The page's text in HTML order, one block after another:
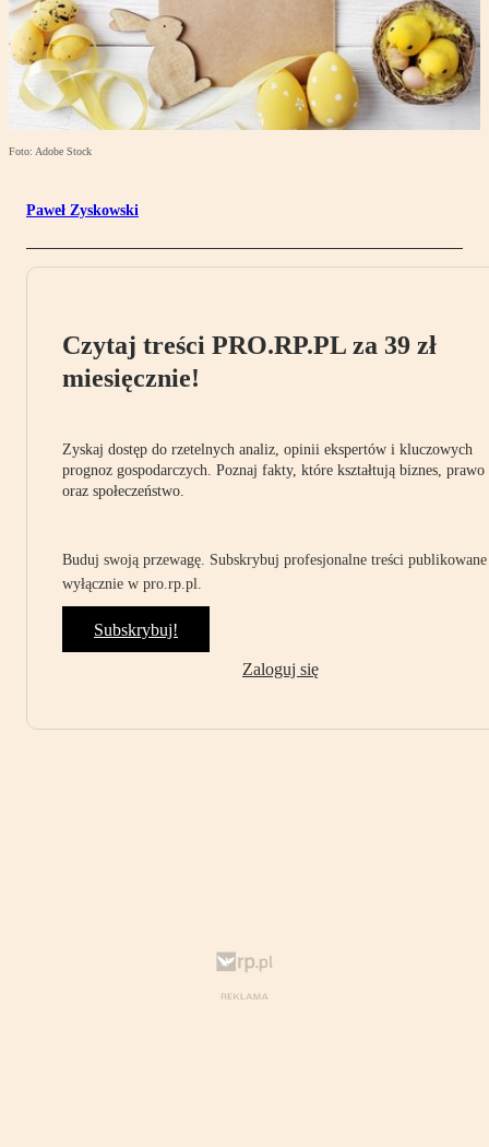
Foto: Adobe Stock
Paweł Zyskowski
Czytaj treści PRO.RP.PL za 39 zł
miesięcznie!
Zyskaj dostęp do rzetelnych analiz, opinii ekspertów i kluczowych
prognoz gospodarczych. Poznaj fakty, które kształtują biznes, prawo
oraz społeczeństwo.
Buduj swoją przewagę. Subskrybuj profesjonalne treści publikowane
wyłącznie w pro.rp.pl.
Subskrybuj!
Zaloguj się